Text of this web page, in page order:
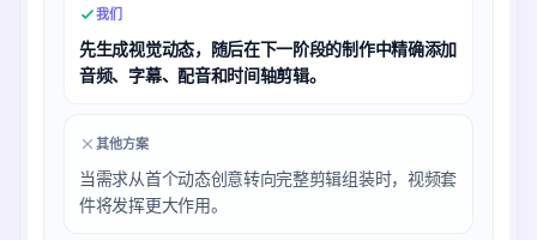
我们
先生成视觉动态，随后在下一阶段的制作中精确添加
音频、字幕、配音和时间轴剪辑。
其他方案
当需求从首个动态创意转向完整剪辑组装时，视频套
件将发挥更大作用。